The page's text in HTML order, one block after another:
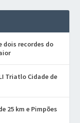
dois recordes do
Triatlo Cidade de
25 km e Pimpões